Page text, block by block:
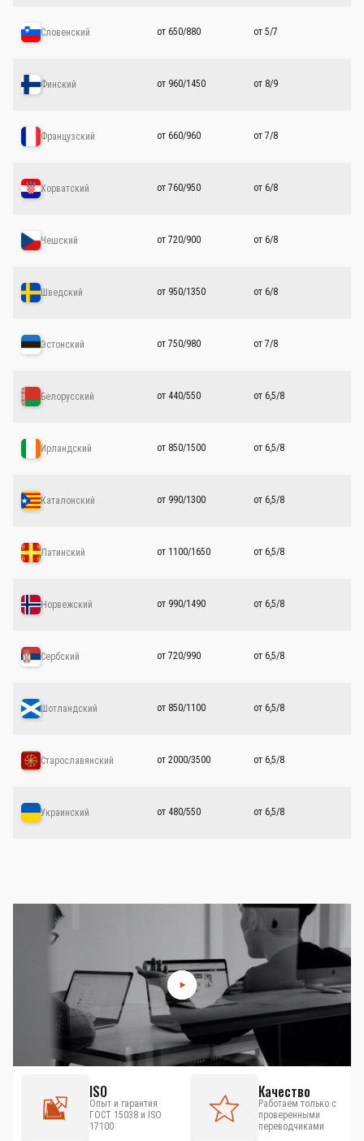
Словенский от 650/880 от 5/7
Финский от 960/1450 от 8/9
Французский от 660/960 от 7/8
Хорватский от 760/950 от 6/8
Чешский от 720/900 от 6/8
Шведский от 950/1350 от 6/8
Эстонский от 750/980 от 7/8
Белорусский от 440/550 от 6,5/8
Ирландский от 850/1500 от 6,5/8
Каталонский от 990/1300 от 6,5/8
Латинский от 1100/1650 от 6,5/8
Норвежский от 990/1490 от 6,5/8
Сербский от 720/990 от 6,5/8
Шотландский от 850/1100 от 6,5/8
Старославянский от 2000/3500 от 6,5/8
Украинский от 480/550 от 6,5/8
ISO
Опыт и гарантия
ГОСТ 15038 и ISO
17100
Качество
Работаем только с
проверенными
переводчиками